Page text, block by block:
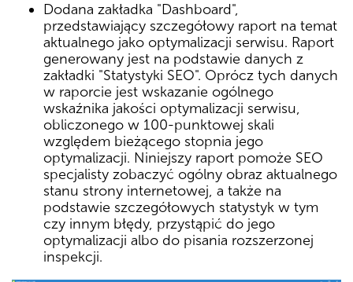
Dodana zakładka "Dashboard",
przedstawiający szczegółowy raport na temat
aktualnego jako optymalizacji serwisu. Raport
generowany jest na podstawie danych z
zakładki "Statystyki SEO". Oprócz tych danych
w raporcie jest wskazanie ogólnego
wskaźnika jakości optymalizacji serwisu,
obliczonego w 100-punktowej skali
względem bieżącego stopnia jego
optymalizacji. Niniejszy raport pomoże SEO
specjalisty zobaczyć ogólny obraz aktualnego
stanu strony internetowej, a także na
podstawie szczegółowych statystyk w tym
czy innym błędy, przystąpić do jego
optymalizacji albo do pisania rozszerzonej
inspekcji.